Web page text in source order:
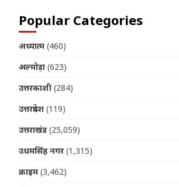
Popular Categories
अध्यात्म (460)
अल्मोड़ा (623)
उत्तरकाशी (284)
उत्तरप्रदेश (119)
उत्तराखंड (25,059)
उधमसिंह नगर (1,315)
क्राइम (3,462)